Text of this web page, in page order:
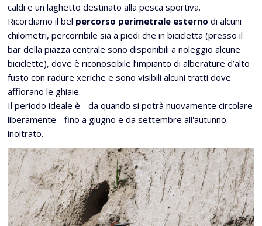
caldi e un laghetto destinato alla pesca sportiva.
Ricordiamo il bel percorso perimetrale esterno di alcuni
chilometri, percorribile sia a piedi che in bicicletta (presso il
bar della piazza centrale sono disponibili a noleggio alcune
biciclette), dove è riconoscibile l’impianto di alberature d’alto
fusto con radure xeriche e sono visibili alcuni tratti dove
affiorano le ghiaie.
Il periodo ideale è - da quando si potrà nuovamente circolare
liberamente - fino a giugno e da settembre all'autunno
inoltrato.